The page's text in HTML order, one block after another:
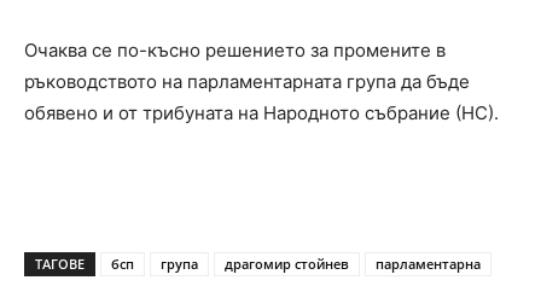
Очаква се по-късно решението за промените в
ръководството на парламентарната група да бъде
обявено и от трибуната на Народното събрание (НС).
ТАГОВЕ бсп група драгомир стойнев парламентарна